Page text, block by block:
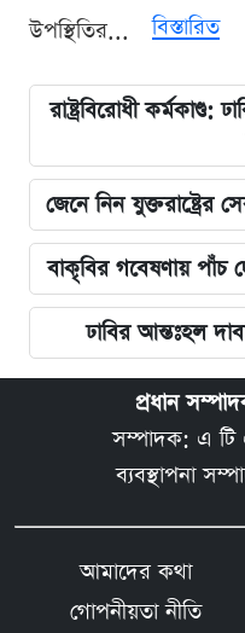
উপস্থিতির...
বিস্তারিত
রাষ্ট্রবিরোধী
জেনে নিন যুক্তরাষ্ট্রের
বাকৃবির গবেষণায় পাঁচ
ঢাবির আন্তঃহল
প্রধান
সম্পাদক: এ টি
ব্যবস্থাপনা
আমাদের কথা
গোপনীয়তা নীতি